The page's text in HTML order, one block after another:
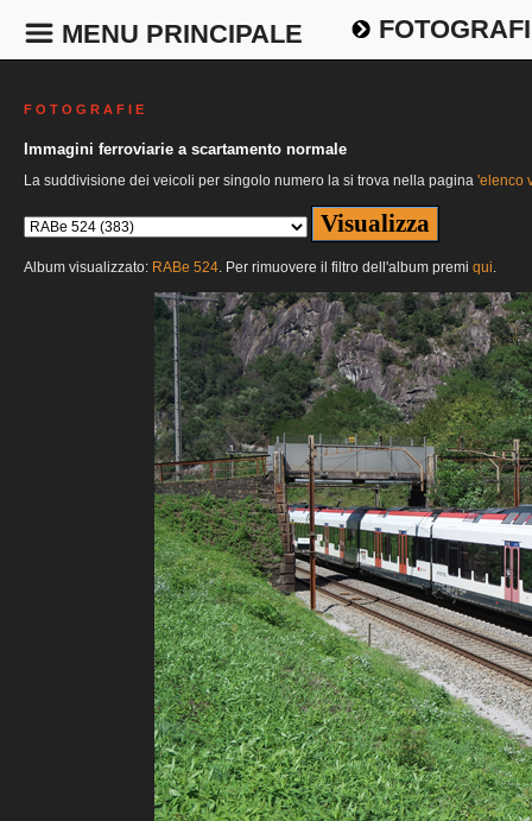
MENU PRINCIPALE
F O T O G R A F I E
Immagini ferroviarie a scartamento normale
La suddivisione dei veicoli per singolo numero la si trova nella pagina 'elenco
Album visualizzato: RABe 524. Per rimuovere il filtro dell'album premi qui.